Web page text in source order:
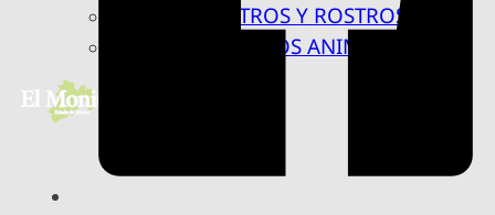
RASTROS Y ROSTROS
VÍNCULOS ANIMALES